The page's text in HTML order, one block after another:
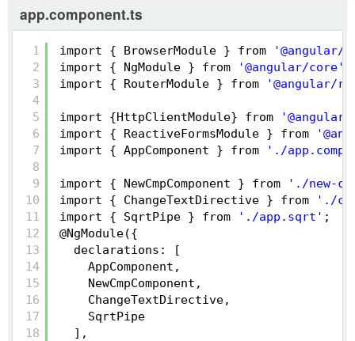
app.component.ts
1
2
3
4
5
6
7
8
9
10
11
12
13
14
15
16
17
18
import { BrowserModule } from
'@angular/
import { NgModule } from
'@angular/core'
import { RouterModule } from
'@angular/
import {HttpClientModule} from
import { ReactiveFormsModule } from
import { AppComponent } from
'./
import { NewCmpComponent } from
'./new-
import { ChangeTextDirective } from
'./
import { SqrtPipe } from
'./app.sqrt' ;
@NgModule({
declarations: [
AppComponent,
NewCmpComponent,
ChangeTextDirective,
SqrtPipe
],